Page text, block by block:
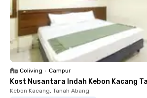
Coliving • Campur
Kost Nusantara Indah Kebon Kacang
Kebon Kacang, Tanah Abang